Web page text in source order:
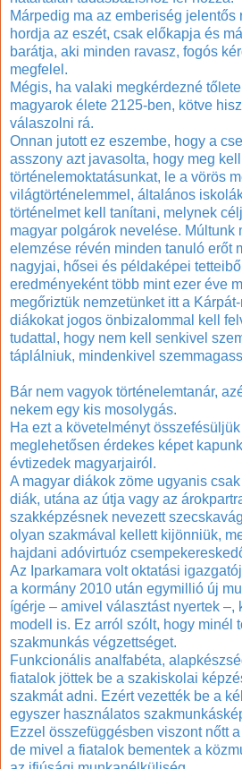
Márpedig ma az emberiség jelentős
hordja az eszét, csak előkapja és
barátja, aki minden ravasz, fogós
megfelel.
Mégis, ha valaki megkérdezné
magyarok élete 2125-ben, kötve
válaszolni rá.
Onnan jutott ez eszembe, hogy a
asszony azt javasolta, hogy meg
történelemoktatásunkat, le a vörös
világtörténelemmel, általános
történelmet kell tanítani, melynek
magyar polgárok nevelése. Múltunk
elemzése révén minden tanuló erőt
nagyjai, hősei és példaképei
eredményeként több mint ezer éve
megőriztük nemzetünket itt a
diákokat jogos önbizalommal kell
tudattal, hogy nem kell senkivel
táplálniuk, mindenkivel
Bár nem vagyok történelemtanár,
nekem egy kis mosolygás.
Ha ezt a követelményt
meglehetősen érdekes képet
évtizedek magyarjairól.
A magyar diákok zöme ugyanis
diák, utána az útja vagy az
szakképzésnek nevezett
olyan szakmával kellett kijönniük,
hajdani adóvirtuóz
Az Iparkamara volt oktatási
a kormány 2010 után egymillió új
ígérje – amivel választást nyertek –,
modell is. Ez arról szólt, hogy minél
szakmunkás végzettséget.
Funkcionális analfabéta,
fiatalok jöttek be a szakiskolai
szakmát adni. Ezért vezették be a
egyszer használatos
Ezzel összefüggésben viszont nőtt
de mivel a fiatalok bementek a